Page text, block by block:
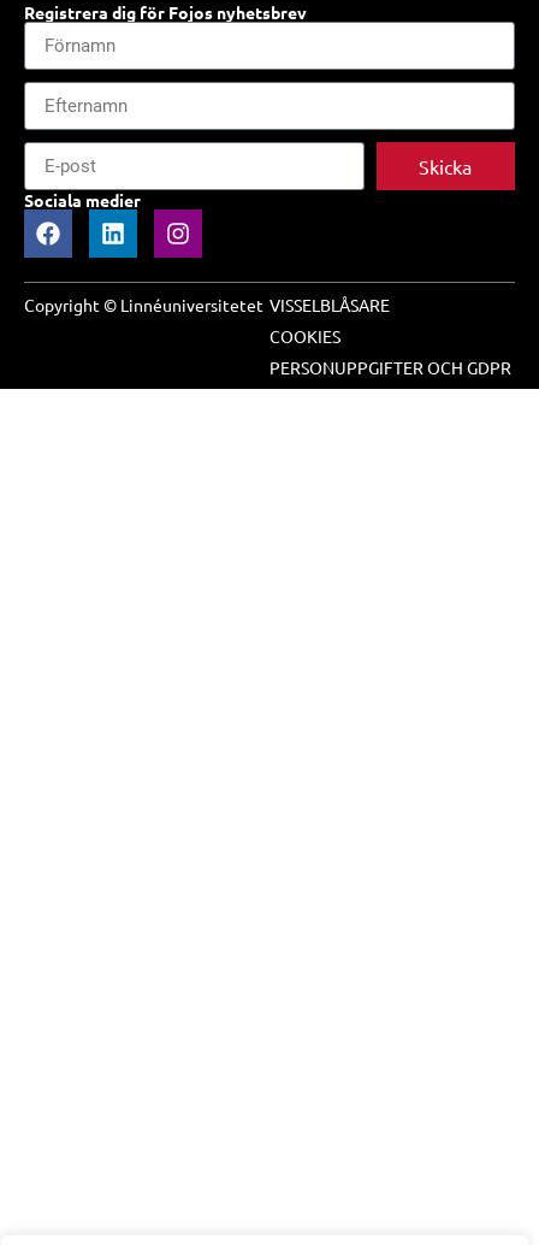
Registrera dig för Fojos nyhetsbrev
Skicka
Sociala medier
Copyright © Linnéuniversitetet VISSELBLÅSARE
COOKIES
PERSONUPPGIFTER OCH GDPR